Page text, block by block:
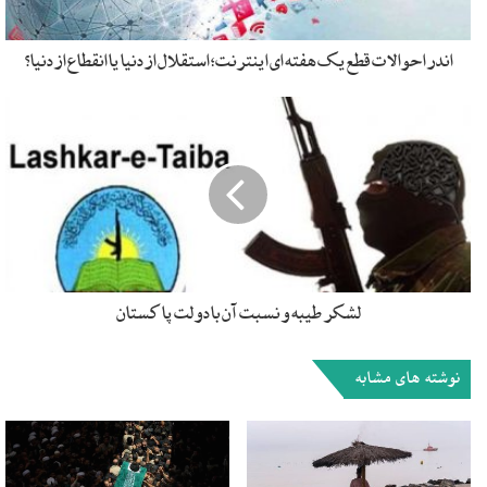
هستند، حداقل از حیث کیفی، یعنی ساختارها ساختار سنی
هست.
وقتی شیخ طوسی به نجف مهاجرت می کند، شروع می کند به
توسعه علوم دینی همچون فقه، حدیث و رجال و… مجددا به دلایلی
حوزه نجف دچار رکود می شود و با زعامت علامه حلی حوزه حله
تاسیس می شود که ایشان هم مجددا مشغول به توسعه گفتمان
فقهی و اصولی تشیع میشود. در دوره پس از آن حوزه کربلا با ظهور
وحید بهبهانی با منازعه ای که با اخباری ها دارد، قدرت می گیرد و
نجف از دوره قرن ۶ به این طرف که دچار رکود بوده رکودش ادامه
پیدا می کند. حوزه کربلا به دلایل مختلفی از جمله کشمکش های
محافل دیگر در عراق آن روز شده بود.
این سیر تا اواخر قرن ۱۲ ادامه پیدا می کند تا این که مجددا حوزه
نجف به آن قدرت قبلی خودش باز می گردد و وضعیت امروز نجف
اندر احوالات قطع یک هفته ای اینترنت؛ استقلال از دنیا یا انقطاع از دنیا؟
لشکر طیبه و نسبت آن با دولت پاکستان
نوشته های مشابه